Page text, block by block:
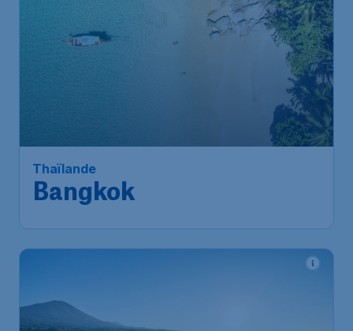
Thaïlande
Bangkok